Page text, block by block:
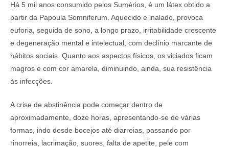
Há 5 mil anos consumido pelos Sumérios, é um látex obtido a
partir da Papoula Somniferum. Aquecido e inalado, provoca
euforia, seguida de sono, a longo prazo, irritabilidade crescente
e degeneração mental e intelectual, com declínio marcante de
hábitos sociais. Quanto aos aspectos físicos, os viciados ficam
magros e com cor amarela, diminuindo, ainda, sua resistência
às infecções.
A crise de abstinência pode começar dentro de
aproximadamente, doze horas, apresentando-se de várias
formas, indo desde bocejos até diarreias, passando por
rinorreia, lacrimação, suores, falta de apetite, pele com